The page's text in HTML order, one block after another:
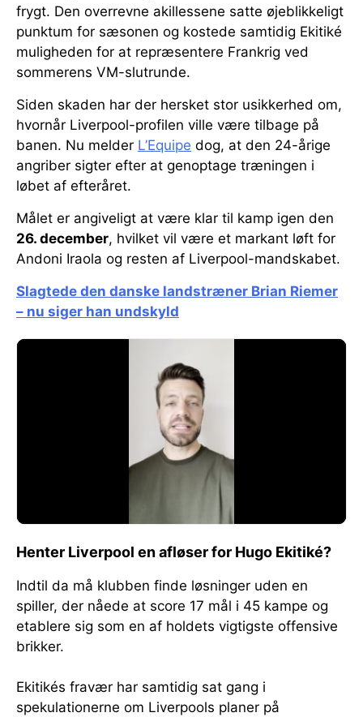
frygt. Den overrevne akillessene satte øjeblikkeligt
punktum for sæsonen og kostede samtidig Ekitiké
muligheden for at repræsentere Frankrig ved
sommerens VM-slutrunde.
Siden skaden har der hersket stor usikkerhed om,
hvornår Liverpool-profilen ville være tilbage på
banen. Nu melder L’Equipe dog, at den 24-årige
angriber sigter efter at genoptage træningen i
løbet af efteråret.
Målet er angiveligt at være klar til kamp igen den
26. december, hvilket vil være et markant løft for
Andoni Iraola og resten af Liverpool-mandskabet.
Slagtede den danske landstræner Brian Riemer
– nu siger han undskyld
Henter Liverpool en afløser for Hugo Ekitiké?
Indtil da må klubben finde løsninger uden en
spiller, der nåede at score 17 mål i 45 kampe og
etablere sig som en af holdets vigtigste offensive
brikker.
Ekitikés fravær har samtidig sat gang i
spekulationerne om Liverpools planer på